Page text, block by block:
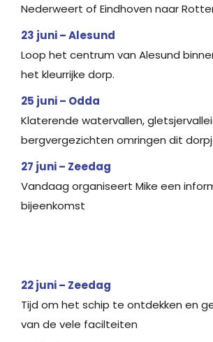
Nederweert of Eindhoven naar
23 juni – Alesund
Loop het centrum van Alesund
het kleurrijke dorp.
25 juni – Odda
Klaterende watervallen,
bergvergezichten omringen dit
27 juni – Zeedag
Vandaag organiseert Mike een
bijeenkomst
22 juni – Zeedag
Tijd om het schip te ontdekken en
van de vele facilteiten